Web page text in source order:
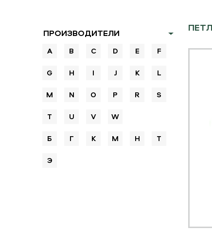
ПРОИЗВОДИТЕЛИ
A B C D E F
G H I J K L
M N O P R S
T U V W
Б Г К М Н Т
Э